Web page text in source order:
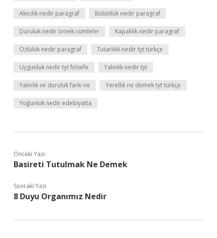
Akıcılık nedir paragraf Bütünlük nedir paragraf
Duruluk nedir örnek cümleler Kapalılık nedir paragraf
Özlülük nedir paragraf Tutarlılık nedir tyt türkçe
Uygunluk nedir tyt felsefe Yalınlık nedir tyt
Yalınlık ve duruluk farkı ne Yerellik ne demek tyt türkçe
Yoğunluk nedir edebiyatta
Önceki Yazı
Basireti Tutulmak Ne Demek
Sonraki Yazı
8 Duyu Organımız Nedir